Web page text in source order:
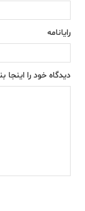
رایانامه
دیدگاه خود را اینجا